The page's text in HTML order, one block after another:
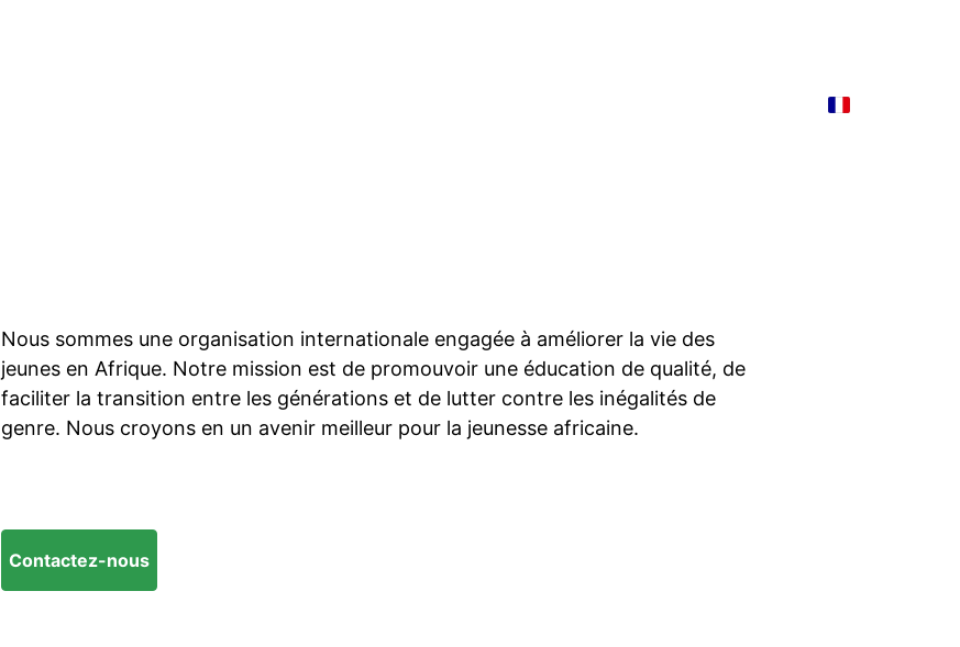
Nous sommes une organisation internationale engagée à améliorer la vie des
jeunes en Afrique. Notre mission est de promouvoir une éducation de qualité, de
faciliter la transition entre les générations et de lutter contre les inégalités de
genre. Nous croyons en un avenir meilleur pour la jeunesse africaine.
Contactez-nous